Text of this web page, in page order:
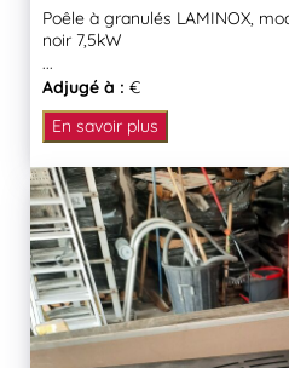
Poêle à granulés LAMINOX,
noir 7,5kW
...
Adjugé à : €
En savoir plus